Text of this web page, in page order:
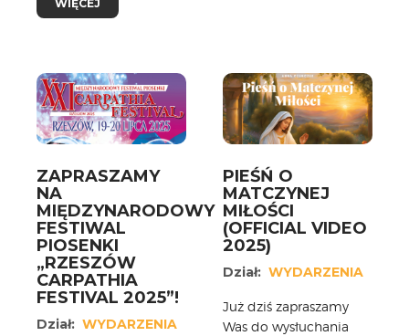
WIĘCEJ
ZAPRASZAMY
NA
MIĘDZYNARODOWY
FESTIWAL
PIOSENKI
„RZESZÓW
CARPATHIA
FESTIVAL 2025”!
Dział: WYDARZENIA
PIEŚŃ O
MATCZYNEJ
MIŁOŚCI
(OFFICIAL VIDEO
2025)
Dział: WYDARZENIA
Już dziś zapraszamy
Was do wysłuchania